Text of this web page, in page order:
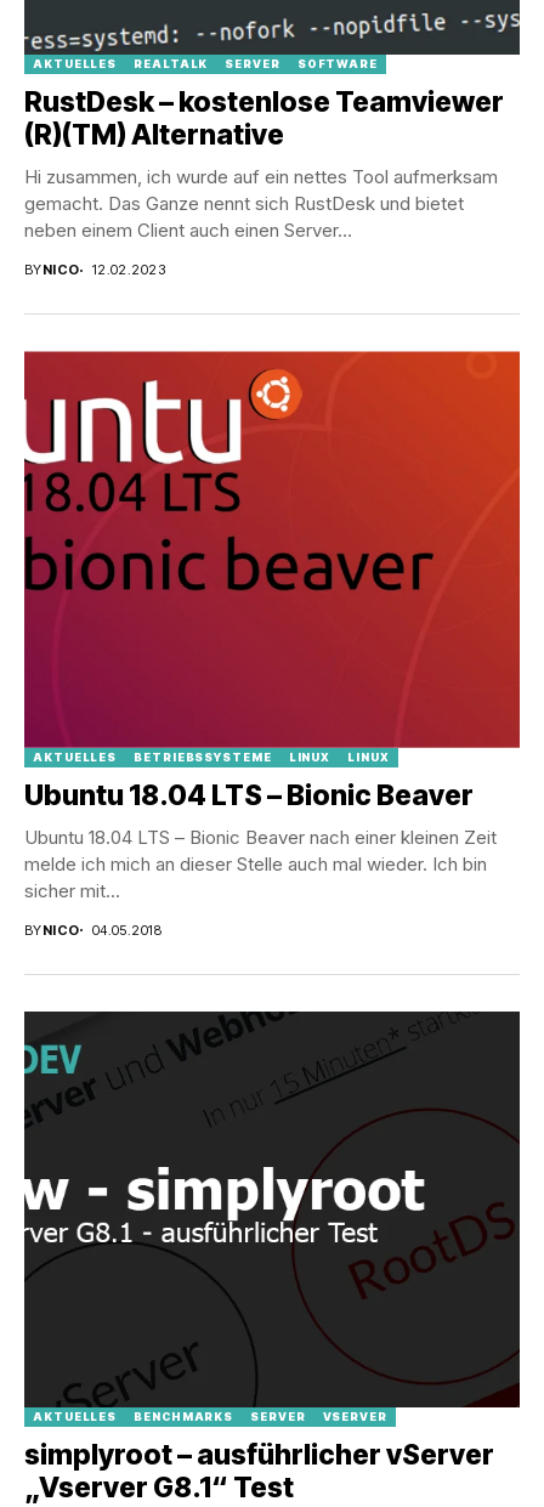
AKTUELLES REALTALK SERVER SOFTWARE
RustDesk – kostenlose Teamviewer
(R)(TM) Alternative
Hi zusammen, ich wurde auf ein nettes Tool aufmerksam
gemacht. Das Ganze nennt sich RustDesk und bietet
neben einem Client auch einen Server...
BYNICO 12.02.2023
AKTUELLES BETRIEBSSYSTEME LINUX LINUX
Ubuntu 18.04 LTS – Bionic Beaver
Ubuntu 18.04 LTS – Bionic Beaver nach einer kleinen Zeit
melde ich mich an dieser Stelle auch mal wieder. Ich bin
sicher mit...
BYNICO 04.05.2018
AKTUELLES BENCHMARKS SERVER VSERVER
simplyroot – ausführlicher vServer
„Vserver G8.1“ Test